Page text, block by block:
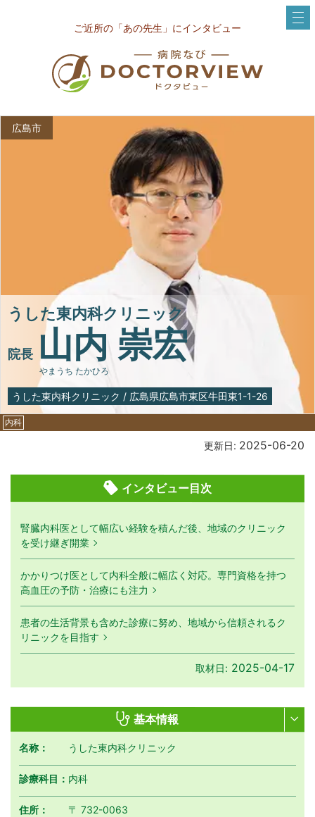
ご近所の「あの先生」にインタビュー
広島市
うした東内科クリニック
院長 山内 崇宏
やまうち たかひろ
うした東内科クリニック / 広島県広島市東区牛田東1-1-26
内科
更新日: 2025-06-20
インタビュー目次
腎臓内科医として幅広い経験を積んだ後、地域のクリニック
を受け継ぎ開業
かかりつけ医として内科全般に幅広く対応。専門資格を持つ
高血圧の予防・治療にも注力
患者の生活背景も含めた診療に努め、地域から信頼されるク
リニックを目指す
取材日: 2025-04-17
基本情報
名称： うした東内科クリニック
診療科目： 内科
住所：
〒 732-0063